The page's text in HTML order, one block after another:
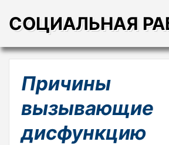
СОЦИАЛЬНАЯ
Причины
вызывающие
дисфункцию